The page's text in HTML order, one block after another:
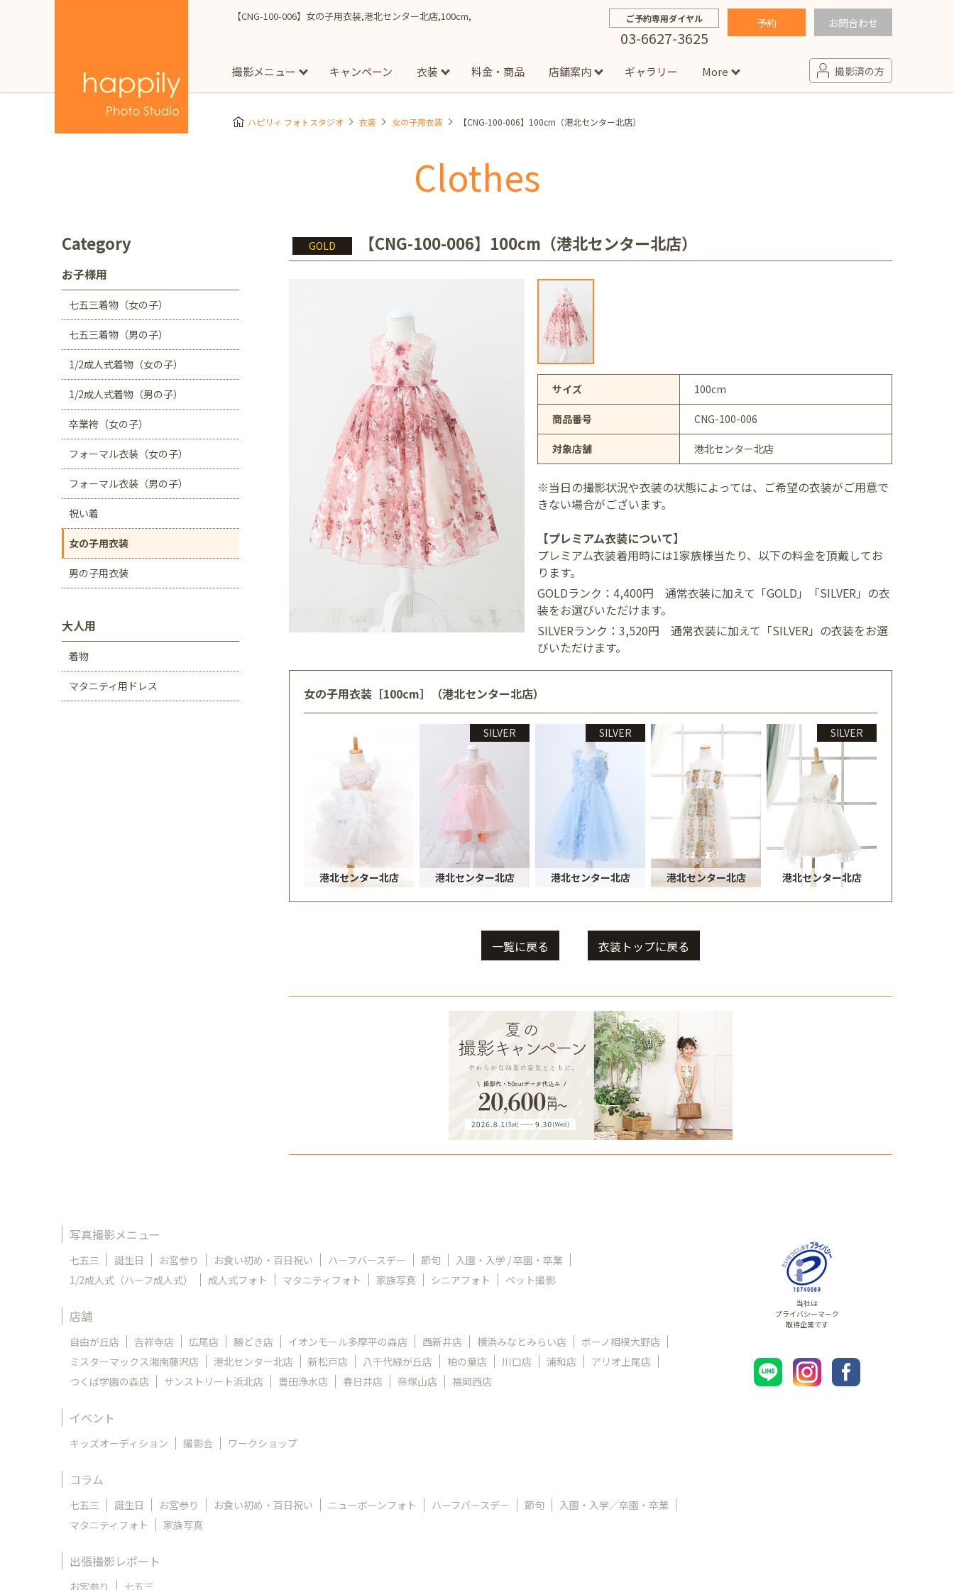
【CNG-100-006】女の子用衣装,港北センター北店,100cm, ご予約専用ダイヤル
03-6627-3625
予約 お問合わせ
撮影メニュー
スタジオ撮影
成人式フォト マタニティフォト
お宮参り 入園・入学／卒園・卒業 ファミリーフォト 誕生日 プロフィール写真・宣材写真
キャンペーン 衣装
Clothes
七五三着物(男の子) 1/2成人式着物(女の子)
フォーマル衣装(男の子) 祝い着
マタニティ用ドレス
料金・商品 店舗案内
Store
吉祥寺店 イオンモール多摩平の森店
つくば学園の森店
静岡県
春日井店
帝塚山店
福岡県
ギャラリー More
More
撮影済の方
ハピリィ フォトスタジオ 衣装 女の子用衣装 【CNG-100-006】100cm（港北センター北店）
Clothes
GOLD 【CNG-100-006】100cm（港北センター北店）
サイズ 100cm
商品番号 CNG-100-006
対象店舗 港北センター北店
※当日の撮影状況や衣装の状態によっては、ご希望の衣装がご用意で
きない場合がございます。
【プレミアム衣装について】
プレミアム衣装着用時には1家族様当たり、以下の料金を頂戴してお
ります。
GOLDランク：4,400円 通常衣装に加えて「GOLD」「SILVER」の衣
装をお選びいただけます。
SILVERランク：3,520円 通常衣装に加えて「SILVER」の衣装をお選
びいただけます。
女の子用衣装［100cm］（港北センター北店）
港北センター北店
SILVER
港北センター北店
SILVER
港北センター北店 港北センター北店
SILVER
港北センター北店
一覧に戻る 衣装トップに戻る
Category
お子様用
七五三着物（女の子）
七五三着物（男の子）
1/2成人式着物（女の子）
1/2成人式着物（男の子）
卒業袴（女の子）
フォーマル衣装（女の子）
フォーマル衣装（男の子）
祝い着
女の子用衣装
男の子用衣装
大人用
着物
マタニティ用ドレス
写真撮影メニュー
七五三 誕生日 お宮参り お食い初め・百日祝い ハーフバースデー 節句
入園・入学 / 卒園・卒業
1/2成人式（ハーフ成人式）
成人式フォト マタニティフォト 家族写真 シニアフォト ペット撮影
店舗
自由が丘店 吉祥寺店 広尾店 勝どき店 イオンモール多摩平の森店 西新井店 横浜みなとみらい店
ボーノ相模大野店
ミスターマックス湘南藤沢店
港北センター北店 新松戸店 八千代緑が丘店 柏の葉店 川口店 浦和店
アリオ上尾店
つくば学園の森店
サンストリート浜北店 豊田浄水店 春日井店 帝塚山店 福岡西店
イベント
キッズオーディション 撮影会 ワークショップ
コラム
七五三 誕生日 お宮参り お食い初め・百日祝い ニューボーンフォト ハーフバースデー 節句
入園・入学／卒園・卒業
マタニティフォト
家族写真
出張撮影レポート
お宮参り 七五三
当社は
プライバシーマーク
取得企業です